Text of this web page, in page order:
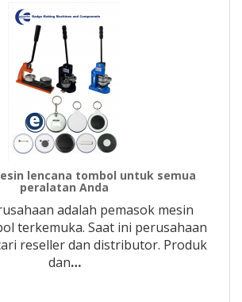
lencana tombol untuk semua
peralatan Anda
adalah pemasok mesin
terkemuka. Saat ini perusahaan
reseller dan distributor. Produk
dan…